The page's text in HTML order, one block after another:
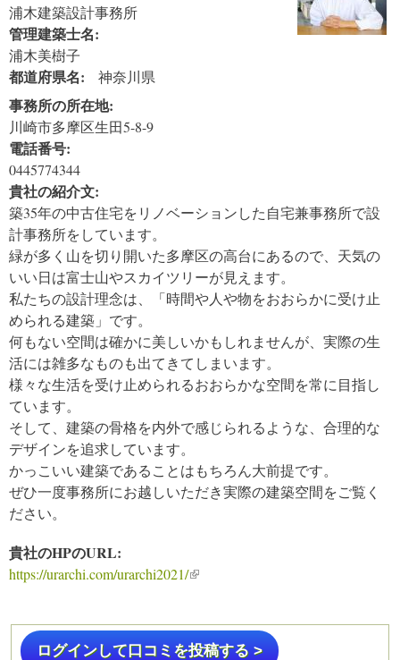
浦木建築設計事務所
管理建築士名:
浦木美樹子
都道府県名: 神奈川県
事務所の所在地:
川崎市多摩区生田5-8-9
電話番号:
0445774344
貴社の紹介文:
築35年の中古住宅をリノベーションした自宅兼事務所で設
計事務所をしています。
緑が多く山を切り開いた多摩区の高台にあるので、天気の
いい日は富士山やスカイツリーが見えます。
私たちの設計理念は、「時間や人や物をおおらかに受け止
められる建築」です。
何もない空間は確かに美しいかもしれませんが、実際の生
活には雑多なものも出てきてしまいます。
様々な生活を受け止められるおおらかな空間を常に目指し
ています。
そして、建築の骨格を内外で感じられるような、合理的な
デザインを追求しています。
かっこいい建築であることはもちろん大前提です。
ぜひ一度事務所にお越しいただき実際の建築空間をご覧く
ださい。
貴社のHPのURL:
https://urarchi.com/urarchi2021/(link is external)
ログインして口コミを投稿する >